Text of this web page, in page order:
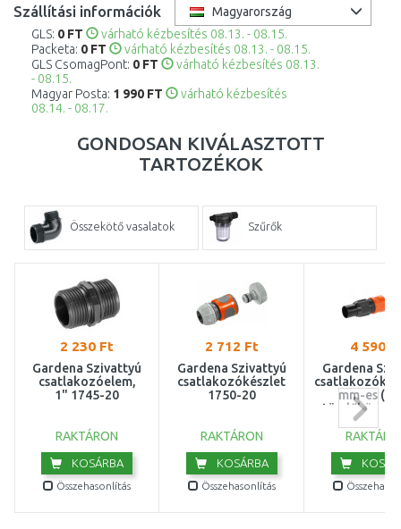
Szállítási információk
Magyarország
GLS: 0 FT
várható kézbesítés 08.13. - 08.15.
Packeta: 0 FT
várható kézbesítés 08.13. - 08.15.
GLS CsomagPont: 0 FT
várható kézbesítés 08.13.
- 08.15.
Magyar Posta: 1 990 FT
várható kézbesítés
08.14. - 08.17.
GONDOSAN KIVÁLASZTOTT
TARTOZÉKOK
Összekötő vasalatok Szűrők
2 230 Ft
Gardena Szivattyú
csatlakozóelem,
1" 1745-20
RAKTÁRON
KOSÁRBA
Összehasonlítás
2 712 Ft
Gardena Szivattyú
csatlakozókészlet
1750-20
RAKTÁRON
KOSÁRBA
Összehasonlítás
4 590
Gardena
mm-es (3/
tömlőhöz